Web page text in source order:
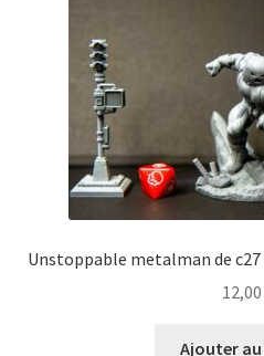
Unstoppable metalman de c27
12,00
Ajouter